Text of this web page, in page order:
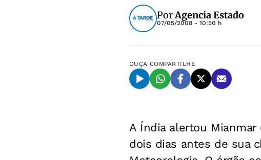
PorAgencia Estado
07/05/2008 - 10:50 h
OUÇA COMPARTILHE
A Índia alertou
dois dias antes de sua